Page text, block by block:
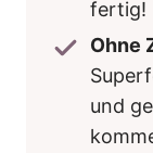
fertig!
Ohne
und